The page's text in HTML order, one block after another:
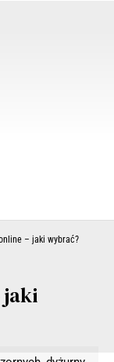
– jaki wybrać?
jaki